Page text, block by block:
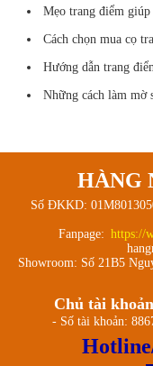
Mẹo trang điểm
Cách chọn mua cọ
Hướng dẫn trang
Những cách làm mờ
HÀNG
Số ĐKKD:
Fanpage: https://
Showroom: Số 21B5
Chủ tài
- Số tài khoản: